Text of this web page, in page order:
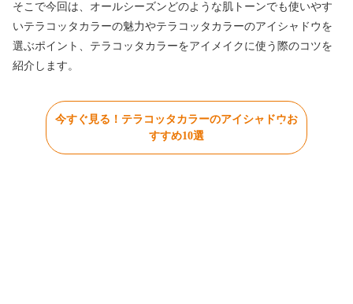
そこで今回は、オールシーズンどのような肌トーンでも使いやす
いテラコッタカラーの魅力やテラコッタカラーのアイシャドウを
選ぶポイント、テラコッタカラーをアイメイクに使う際のコツを
紹介します。
今すぐ見る！テラコッタカラーのアイシャドウお
すすめ10選